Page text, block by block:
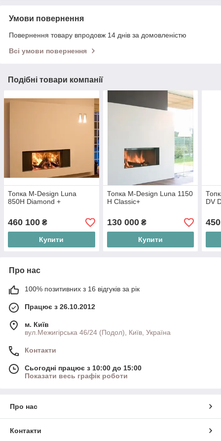
Умови повернення
Повернення товару впродовж 14 днів за домовленістю
Всі умови повернення
Подібні товари компанії
Топка M-Design Luna
850H Diamond +
460 100 ₴
Купити
Топка M-Design Luna 1150
H Classic+
130 000₴
Купити
DV
Про нас
100% позитивних з 16 відгуків за рік
Працює з 26.10.2012
м. Київ
вул.Межигірська 46/24 (Подол), Київ, Україна
Контакти
Сьогодні працює з 10:00 до 15:00
Показати весь графік роботи
Про нас
Контакти